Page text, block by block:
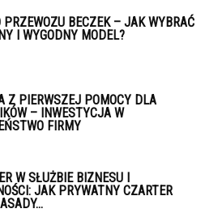
PRZEWOZU BECZEK – JAK WYBRAĆ
I WYGODNY MODEL?
Z PIERWSZEJ POMOCY DLA
– INWESTYCJA W
FIRMY
W SŁUŻBIE BIZNESU I
JAK PRYWATNY CZARTER